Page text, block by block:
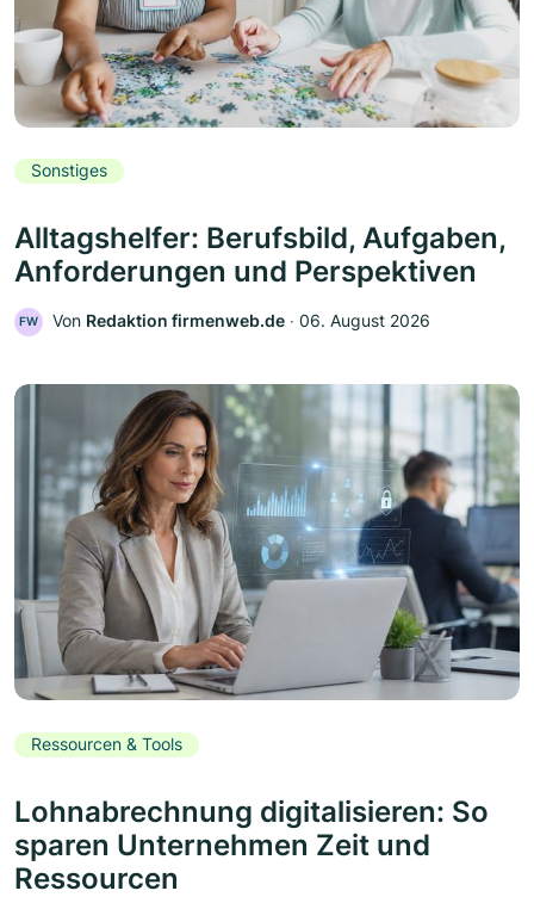
Sonstiges
Alltagshelfer: Berufsbild, Aufgaben,
Anforderungen und Perspektiven
FW Von Redaktion firmenweb.de ‧ 06. August 2026
Ressourcen & Tools
Lohnabrechnung digitalisieren: So
sparen Unternehmen Zeit und
Ressourcen